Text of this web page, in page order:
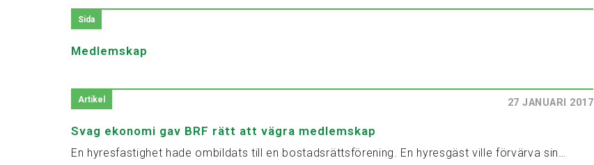
Sida
Medlemskap
Artikel
Svag ekonomi gav BRF rätt att vägra medlemskap
27 JANUARI 2017
En hyresfastighet hade ombildats till en bostadsrättsförening. En hyresgäst ville förvärva sin…